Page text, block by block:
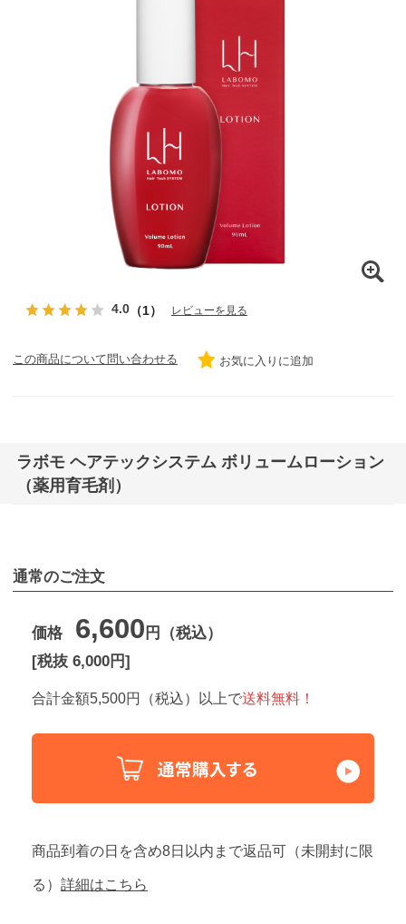
4.0 （1） レビューを見る
この商品について問い合わせる お気に入りに追加
ラボモ ヘアテックシステム ボリュームローション
（薬用育毛剤）
通常のご注文
価格 6,600 円（税込）
[税抜 6,000円]
合計金額5,500円（税込）以上で送料無料！
商品到着の日を含め8日以内まで返品可（未開封に限
る）詳細はこちら